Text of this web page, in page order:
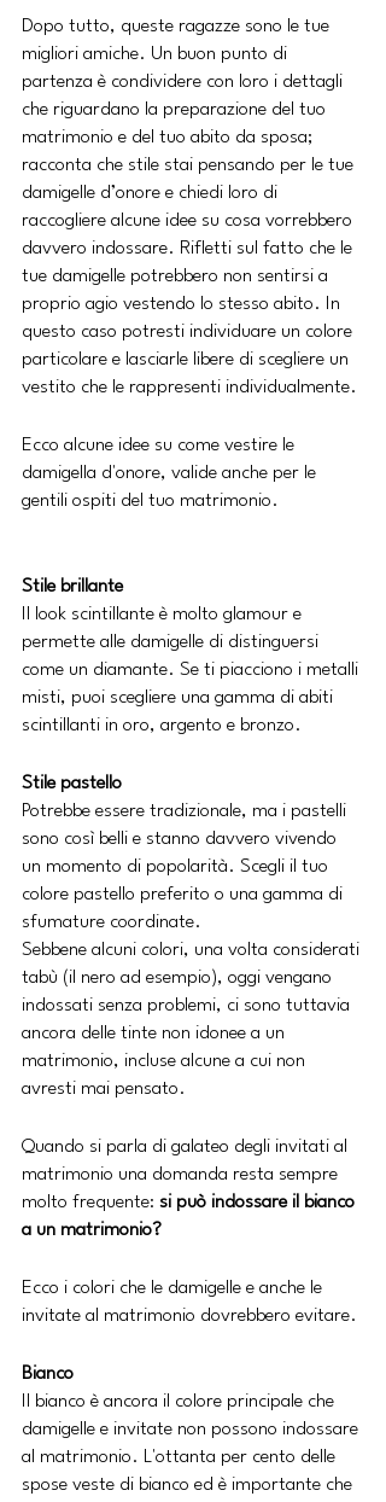
Dopo tutto, queste ragazze sono le tue
migliori amiche. Un buon punto di
partenza è condividere con loro i dettagli
che riguardano la preparazione del tuo
matrimonio e del tuo abito da sposa;
racconta che stile stai pensando per le tue
damigelle d’onore e chiedi loro di
raccogliere alcune idee su cosa vorrebbero
davvero indossare. Rifletti sul fatto che le
tue damigelle potrebbero non sentirsi a
proprio agio vestendo lo stesso abito. In
questo caso potresti individuare un colore
particolare e lasciarle libere di scegliere un
vestito che le rappresenti individualmente.
Ecco alcune idee su come vestire le
damigella d'onore, valide anche per le
gentili ospiti del tuo matrimonio.
Stile brillante
Il look scintillante è molto glamour e
permette alle damigelle di distinguersi
come un diamante. Se ti piacciono i metalli
misti, puoi scegliere una gamma di abiti
scintillanti in oro, argento e bronzo.
Stile pastello
Potrebbe essere tradizionale, ma i pastelli
sono così belli e stanno davvero vivendo
un momento di popolarità. Scegli il tuo
colore pastello preferito o una gamma di
sfumature coordinate.
Sebbene alcuni colori, una volta considerati
tabù (il nero ad esempio), oggi vengano
indossati senza problemi, ci sono tuttavia
ancora delle tinte non idonee a un
matrimonio, incluse alcune a cui non
avresti mai pensato.
Quando si parla di galateo degli invitati al
matrimonio una domanda resta sempre
molto frequente: si può indossare il bianco
a un matrimonio?
Ecco i colori che le damigelle e anche le
invitate al matrimonio dovrebbero evitare.
Bianco
Il bianco è ancora il colore principale che
damigelle e invitate non possono indossare
al matrimonio. L'ottanta per cento delle
spose veste di bianco ed è importante che